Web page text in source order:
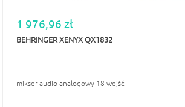
1 976,96 zł
BEHRINGER XENYX QX1832
mikser audio analogowy 18 wejść